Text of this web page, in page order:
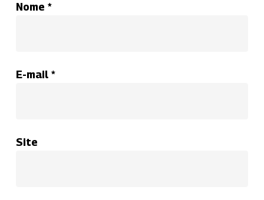
Nome *
E-mail *
Site